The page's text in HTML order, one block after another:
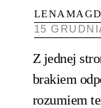
15
Z jednej
brakiem
rozumiem